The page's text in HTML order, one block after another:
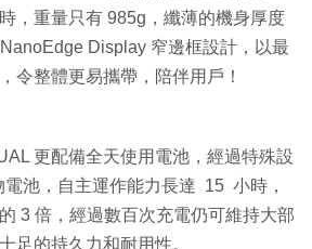
，重量只有 985g，纖薄的機身厚度
Display 窄邊框設計，以最
令整體更易攜帶，陪伴用戶！
更配備全天使用電池，經過特殊設
池，自主運作能力長達 15 小時，
3 倍，經過數百次充電仍可維持大部
足的持久力和耐用性。